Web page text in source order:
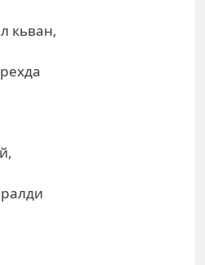
кьван,